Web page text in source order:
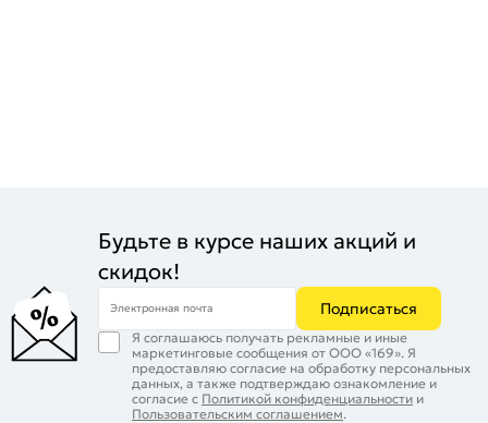
Будьте в курсе наших акций и
скидок!
Электронная почта Подписаться
Я соглашаюсь получать рекламные и иные
маркетинговые сообщения от ООО «169». Я
предоставляю согласие на обработку персональных
данных, а также подтверждаю ознакомление и
согласие с Политикой конфиденциальности и
Пользовательским соглашением.